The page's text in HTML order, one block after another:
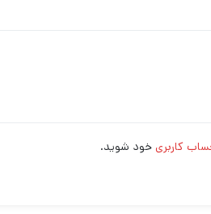
کاربری خود شوید.